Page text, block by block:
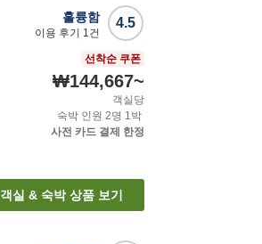
4.5
훌륭함
이용 후기 1건
선착순 쿠폰
₩144,667~
객실당
숙박 인원 2명 1박
사전 카드 결제 한정
객실 & 숙박 상품 보기